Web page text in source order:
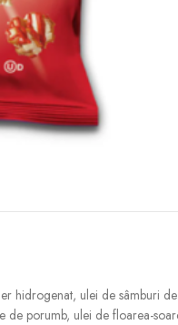
hidrogenat, ulei de sâmburi
porumb, ulei de floarea-